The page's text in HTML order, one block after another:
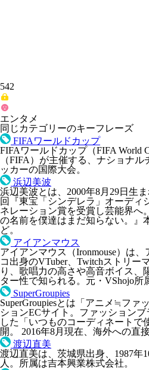
542
エンタメ
同じカテゴリーのキーフレーズ
FIFAワールドカップ
FIFAワールドカップ（FIFA World
（FIFA）が主催する、ナショナ
ッカーの国際大会。
浜辺美波
浜辺美波とは、2000年8月29日生
回『東宝「シンデレラ」オーディ
ネレーション賞を受賞し芸能界へ
の名前を僕達はまだ知らない。』
ど。
アイアンマウス
アイアンマウス（Ironmouse）は
コ出身のVTuber、Twitchストリー
り、歌唱力の高さや高音ボイス、
ター性で知られる。元・VShojo所
SuperGroupies
SuperGroupiesとは「アニメ≒ファ
ションECサイト。ファッション
した「いつものコーディネートで
開。 2016年8月現在、海外への直
渡辺直美
渡辺直美は、茨城県出身、1987年
人。所属は吉本興業株式会社。